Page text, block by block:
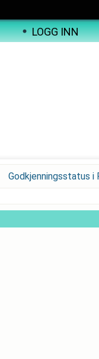
LOGG INN
Godkjenningsstatus i